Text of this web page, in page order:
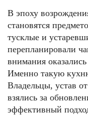
В эпоху
становятся
тусклые и
перепланировали
внимания
Именно такую
Владельцы, устав
взялись за
эффективный